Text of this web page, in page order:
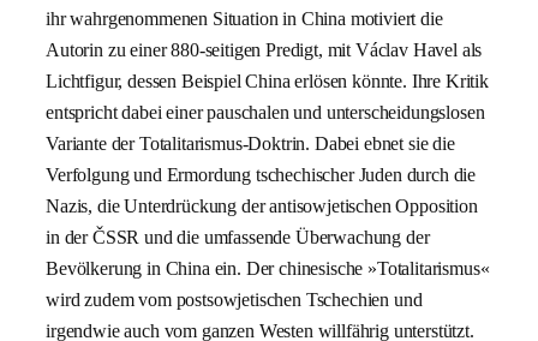
ihr wahrgenommenen Situation in China motiviert die
Autorin zu einer 880-seitigen Predigt, mit Václav Havel als
Lichtfigur, dessen Beispiel China erlösen könnte. Ihre Kritik
entspricht dabei einer pauschalen und unterscheidungslosen
Variante der Totalitarismus-Doktrin. Dabei ebnet sie die
Verfolgung und Ermordung tschechischer Juden durch die
Nazis, die Unterdrückung der antisowjetischen Opposition
in der ČSSR und die umfassende Überwachung der
Bevölkerung in China ein. Der chinesische »Totalitarismus«
wird zudem vom postsowjetischen Tschechien und
irgendwie auch vom ganzen Westen willfährig unterstützt.